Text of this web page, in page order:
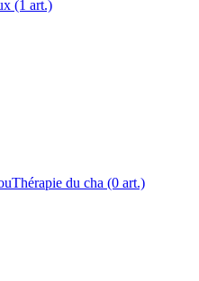
(1 art.)
du cha (0 art.)